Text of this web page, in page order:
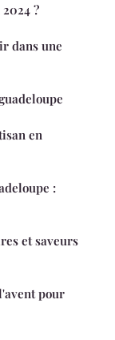
?
dans une
en
:
et saveurs
pour